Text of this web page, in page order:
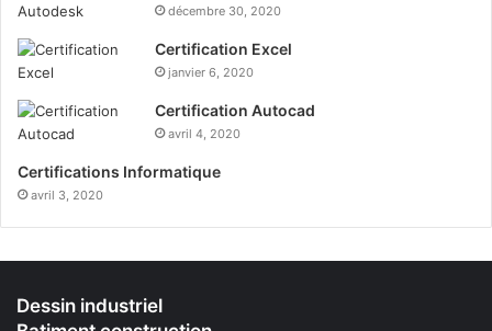
décembre 30, 2020
Certification Excel
janvier 6, 2020
Certification Autocad
avril 4, 2020
Certifications Informatique
avril 3, 2020
Dessin industriel